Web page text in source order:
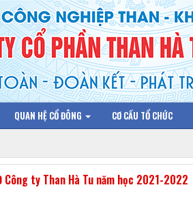
QUAN HỆ CỔ ĐÔNG CƠ CẤU TỔ CHỨC
ty Than Hà Tu năm học 2021-2022